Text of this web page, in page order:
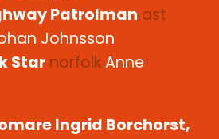
Patrolman ast
Johnsson
Star norfolkAnne
Ingrid Borchorst,